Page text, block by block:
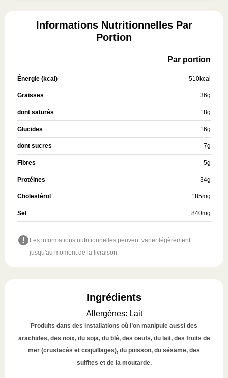
Informations Nutritionnelles Par
Portion
Par portion
Énergie (kcal) 510kcal
Graisses 36g
dont saturés 18g
Glucides 16g
dont sucres 7g
Fibres 5g
Protéines 34g
Cholestérol 185mg
Sel 840mg
Les informations nutritionnelles peuvent varier légèrement
jusqu'au moment de la livraison.
Ingrédients
Allergènes: Lait
Produits dans des installations où l’on manipule aussi des
arachides, des noix, du soja, du blé, des oeufs, du lait, des fruits de
mer (crustacés et coquillages), du poisson, du sésame, des
sulfites et de la moutarde.